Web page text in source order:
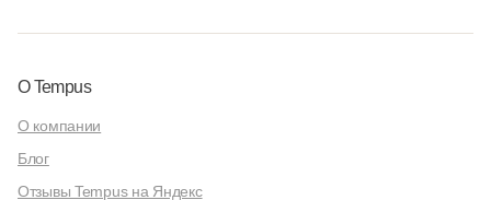
О Tempus
О компании
Блог
Отзывы Tempus на Яндекс